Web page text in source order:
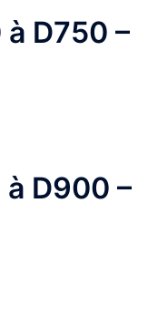
à D750 –
à D900 –